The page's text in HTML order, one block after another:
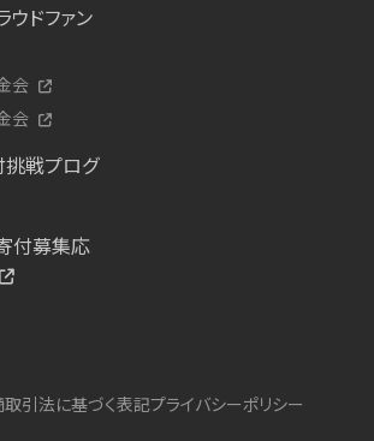
ドファン
会
会
挑戦プログ
付募集応
引法に基づく表記プライバシーポリシー